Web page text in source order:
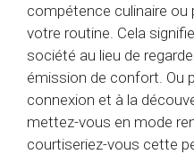
compétence culinaire ou
votre routine. Cela
société au lieu de
émission de confort. Ou
connexion et à la
mettez-vous en mode
courtiseriez-vous cette